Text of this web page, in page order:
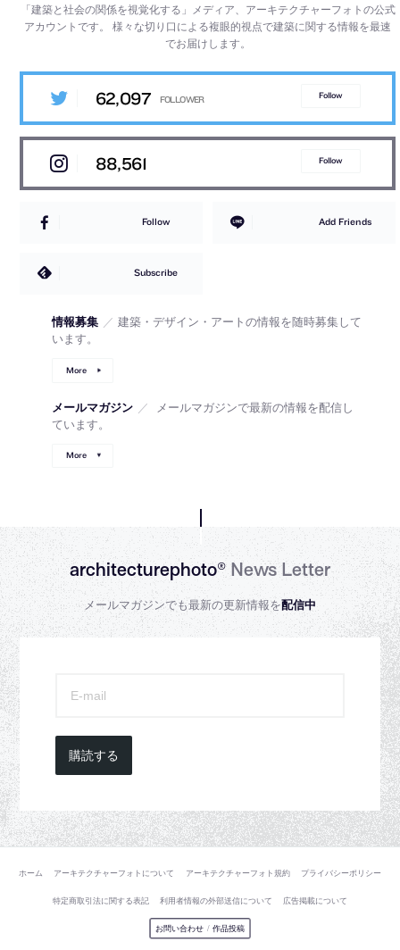
「建築と社会の関係を視覚化する」メディア、アーキテクチャーフォトの公式
アカウントです。様々な切り口による複眼的視点で建築に関する情報を最速
でお届けします。
62,097 Follow
88,561 Follow
Follow Add Friends
Subscribe
情報募集 ／ 建築・デザイン・アートの情報を随時募集して
います。
More
メールマガジン ／
メールマガジンで最新の情報を配信し
ています。
More
architecturephoto®News Letter
メールマガジンでも最新の更新情報を配信中
購読する
ホーム アーキテクチャーフォトについて アーキテクチャーフォト規約 プライバシーポリシー
特定商取引法に関する表記 利用者情報の外部送信について 広告掲載について
お問い合わせ / 作品投稿